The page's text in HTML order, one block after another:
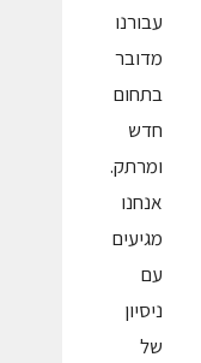
עבורנו
מדובר
בתחום
חדש
ומרתק.
אנחנו
מגיעים
עם
ניסיון
של